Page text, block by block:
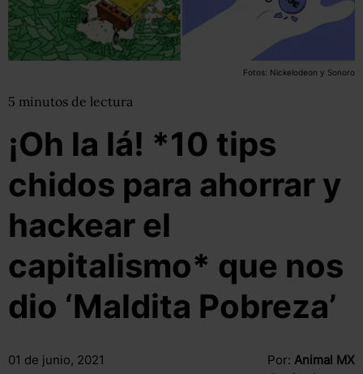
Fotos: Nickelodeon y Sonoro
5 minutos de lectura
¡Oh la lá! *10 tips
chidos para ahorrar y
hackear el
capitalismo* que nos
dio ‘Maldita Pobreza’
01 de junio, 2021 Por: Animal MX